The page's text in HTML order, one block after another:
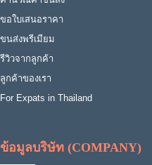
ขอใบเสนอราคา
ขนส่งพรีเมียม
รีวิวจากลูกค้า
ลูกค้าของเรา
For Expats in Thailand
ข้อมูลบริษัท (COMPANY)